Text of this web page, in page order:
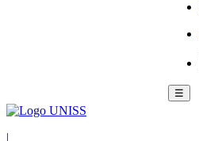
☰
|